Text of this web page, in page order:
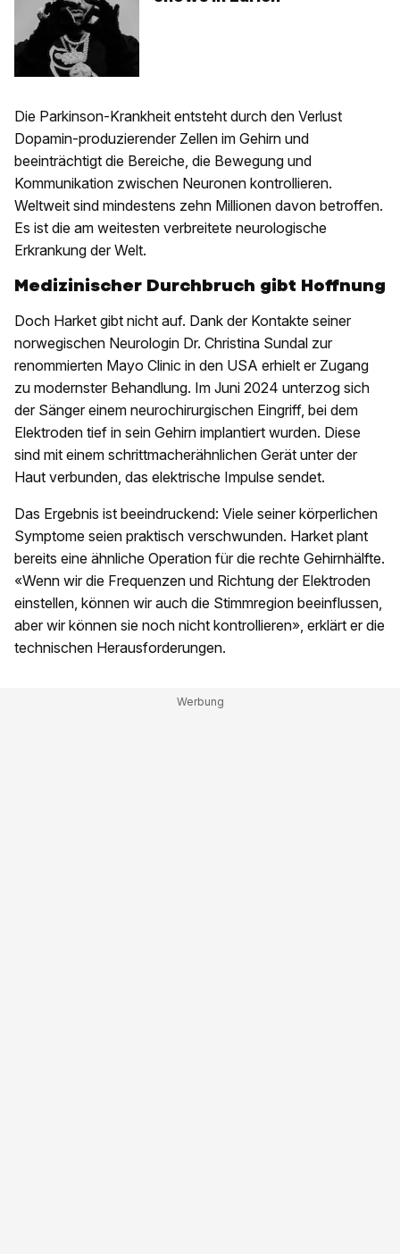
Die Parkinson-Krankheit entsteht durch den Verlust
Dopamin-produzierender Zellen im Gehirn und
beeinträchtigt die Bereiche, die Bewegung und
Kommunikation zwischen Neuronen kontrollieren.
Weltweit sind mindestens zehn Millionen davon betroffen.
Es ist die am weitesten verbreitete neurologische
Erkrankung der Welt.
Medizinischer Durchbruch gibt Hoffnung
Doch Harket gibt nicht auf. Dank der Kontakte seiner
norwegischen Neurologin Dr. Christina Sundal zur
renommierten Mayo Clinic in den USA erhielt er Zugang
zu modernster Behandlung. Im Juni 2024 unterzog sich
der Sänger einem neurochirurgischen Eingriff, bei dem
Elektroden tief in sein Gehirn implantiert wurden. Diese
sind mit einem schrittmacherähnlichen Gerät unter der
Haut verbunden, das elektrische Impulse sendet.
Das Ergebnis ist beeindruckend: Viele seiner körperlichen
Symptome seien praktisch verschwunden. Harket plant
bereits eine ähnliche Operation für die rechte Gehirnhälfte.
«Wenn wir die Frequenzen und Richtung der Elektroden
einstellen, können wir auch die Stimmregion beeinflussen,
aber wir können sie noch nicht kontrollieren», erklärt er die
technischen Herausforderungen.